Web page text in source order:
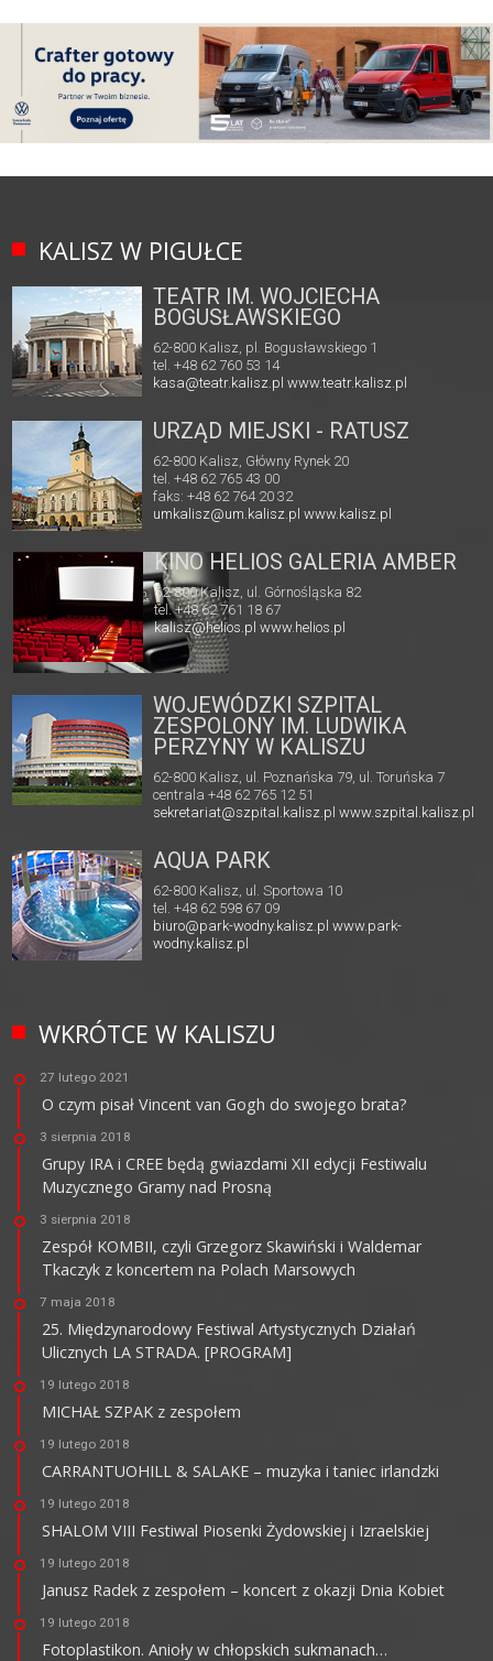
KALISZ W PIGUŁCE
TEATR IM. WOJCIECHA
BOGUSŁAWSKIEGO
62-800 Kalisz, pl. Bogusławskiego 1
tel. +48 62 760 53 14
kasa@teatr.kalisz.pl www.teatr.kalisz.pl
URZĄD MIEJSKI - RATUSZ
62-800 Kalisz, Główny Rynek 20
tel. +48 62 765 43 00
faks: +48 62 764 20 32
umkalisz@um.kalisz.plwww.kalisz.pl
KINO HELIOS GALERIA AMBER
62-800 Kalisz, ul. Górnośląska 82
tel. +48 62 761 18 67
kalisz@helios.pl www.helios.pl
WOJEWÓDZKI SZPITAL
ZESPOLONY IM. LUDWIKA
PERZYNY W KALISZU
62-800 Kalisz, ul. Poznańska 79, ul. Toruńska 7
centrala +48 62 765 12 51
sekretariat@szpital.kalisz.pl www.szpital.kalisz.pl
AQUA PARK
62-800 Kalisz, ul. Sportowa 10
tel. +48 62 598 67 09
biuro@park-wodny.kalisz.pl www.park-
wodny.kalisz.pl
WKRÓTCE W KALISZU
27 lutego 2021
O czym pisał Vincent van Gogh do swojego brata?
3 sierpnia 2018
Grupy IRA i CREE będą gwiazdami XII edycji Festiwalu
Muzycznego Gramy nad Prosną
3 sierpnia 2018
Zespół KOMBII, czyli Grzegorz Skawiński i Waldemar
Tkaczyk z koncertem na Polach Marsowych
7 maja 2018
25. Międzynarodowy Festiwal Artystycznych Działań
Ulicznych LA STRADA. [PROGRAM]
19 lutego 2018
MICHAŁ SZPAK z zespołem
19 lutego 2018
CARRANTUOHILL & SALAKE – muzyka i taniec irlandzki
19 lutego 2018
SHALOM VIII Festiwal Piosenki Żydowskiej i Izraelskiej
19 lutego 2018
Janusz Radek z zespołem – koncert z okazji Dnia Kobiet
19 lutego 2018
Fotoplastikon. Anioły w chłopskich sukmanach…